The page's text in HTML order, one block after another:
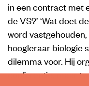
in een contract met
de VS?’ ‘Wat doet
word
hoogleraar biologie
dilemma voor. Hij
conferentie, maar